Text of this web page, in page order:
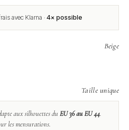
avec Klarna · 4× possible
Beige
Taille unique
aux silhouettes du EU 36 au EU 44.
les mensurations.